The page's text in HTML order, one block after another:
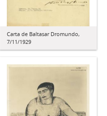
Carta de Baltasar Dromundo,
7/11/1929